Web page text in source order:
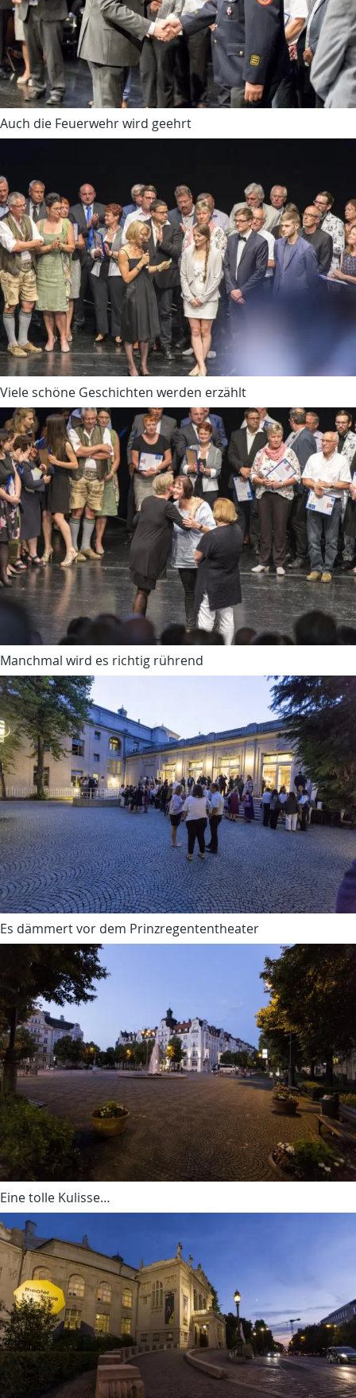
Auch die Feuerwehr wird geehrt
Viele schöne Geschichten werden erzählt
Manchmal wird es richtig rührend
Es dämmert vor dem Prinzregententheater
Eine tolle Kulisse…